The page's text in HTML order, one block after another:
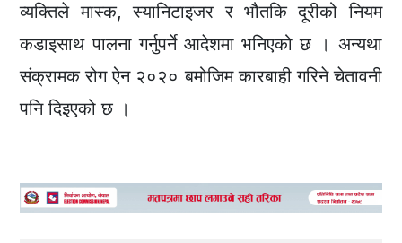
व्यक्तिले मास्क, स्यानिटाइजर र भौतकि दूरीको नियम
कडाइसाथ पालना गर्नुपर्ने आदेशमा भनिएको छ । अन्यथा
संक्रामक रोग ऐन २०२० बमोजिम कारबाही गरिने चेतावनी
पनि दिइएको छ ।